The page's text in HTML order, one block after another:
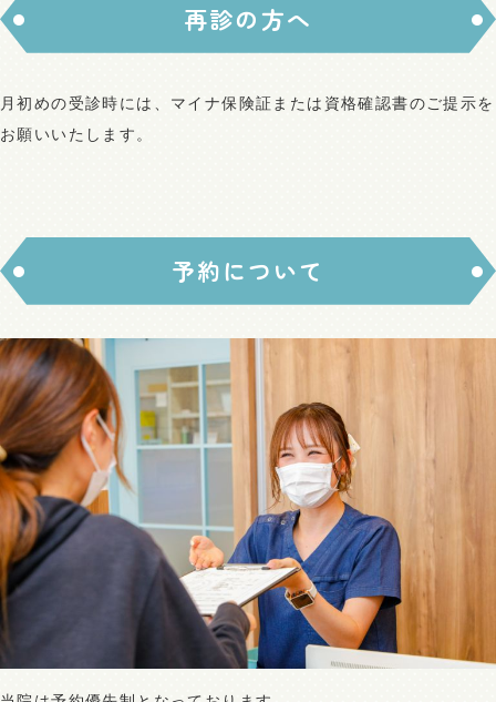
再診の方へ
月初めの受診時には、マイナ保険証または資格確認書のご提示を
お願いいたします。
予約について